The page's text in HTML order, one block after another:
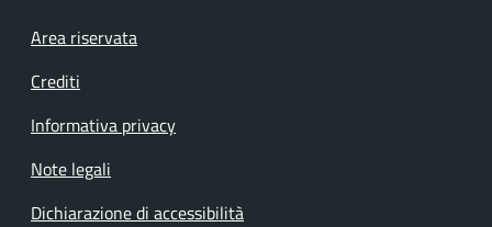
Footer menu
Area riservata
Crediti
Informativa privacy
Note legali
Dichiarazione di accessibilità